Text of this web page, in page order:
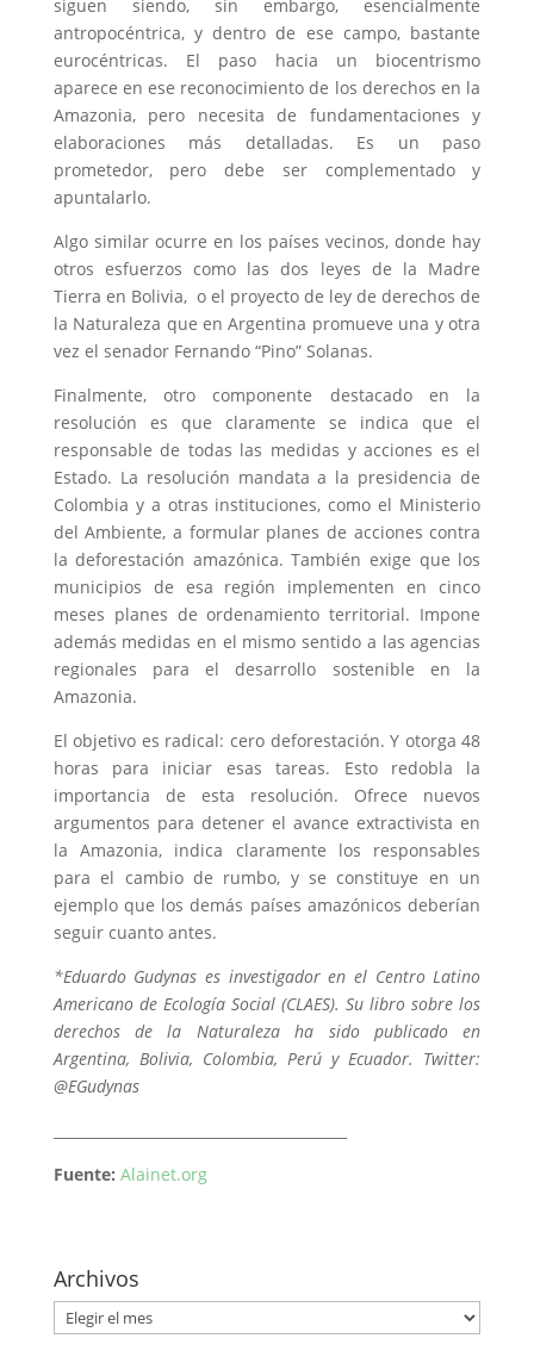
siguen siendo, sin embargo, esencialmente
antropocéntrica, y dentro de ese campo, bastante
eurocéntricas. El paso hacia un biocentrismo
aparece en ese reconocimiento de los derechos en la
Amazonia, pero necesita de fundamentaciones y
elaboraciones más detalladas. Es un paso
prometedor, pero debe ser complementado y
apuntalarlo.
Algo similar ocurre en los países vecinos, donde hay
otros esfuerzos como las dos leyes de la Madre
Tierra en Bolivia, o el proyecto de ley de derechos de
la Naturaleza que en Argentina promueve una y otra
vez el senador Fernando “Pino” Solanas.
Finalmente, otro componente destacado en la
resolución es que claramente se indica que el
responsable de todas las medidas y acciones es el
Estado. La resolución mandata a la presidencia de
Colombia y a otras instituciones, como el Ministerio
del Ambiente, a formular planes de acciones contra
la deforestación amazónica. También exige que los
municipios de esa región implementen en cinco
meses planes de ordenamiento territorial. Impone
además medidas en el mismo sentido a las agencias
regionales para el desarrollo sostenible en la
Amazonia.
El objetivo es radical: cero deforestación. Y otorga 48
horas para iniciar esas tareas. Esto redobla la
importancia de esta resolución. Ofrece nuevos
argumentos para detener el avance extractivista en
la Amazonia, indica claramente los responsables
para el cambio de rumbo, y se constituye en un
ejemplo que los demás países amazónicos deberían
seguir cuanto antes.
*Eduardo Gudynas es investigador en el Centro Latino
Americano de Ecología Social (CLAES). Su libro sobre los
derechos de la Naturaleza ha sido publicado en
Argentina, Bolivia, Colombia, Perú y Ecuador. Twitter:
@EGudynas
Fuente: Alainet.org
Archivos
Archivos